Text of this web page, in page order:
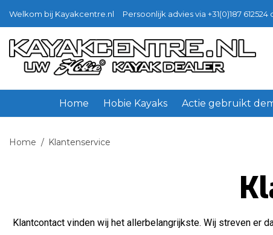
Welkom bij Kayakcentre.nl Persoonlijk advies via +31(0)187 612524
Home Hobie Kayaks Actie gebruikt
Home / Klantenservice
Klantcontact vinden wij het allerbelangrijkste. Wij streven er